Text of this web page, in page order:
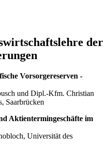
der
Vorsorgereserven -
und Dipl.-Kfm. Christian
Saarbrücken
Aktientermingeschäfte im
Universität des